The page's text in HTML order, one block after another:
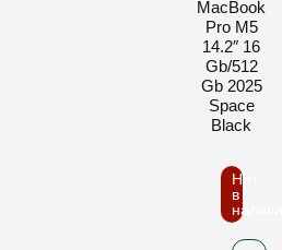
MacBook
Pro M5
14.2″ 16
Gb/512
Gb 2025
Space
Black
Нет
в